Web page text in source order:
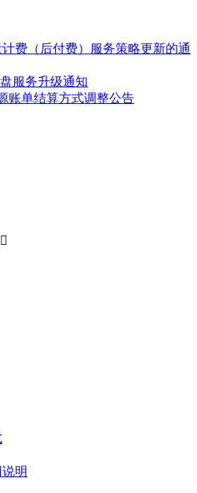
费（后付费）服务策略更新的通
服务升级通知
账单结算方式调整公告

明